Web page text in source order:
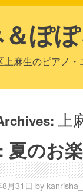
ぽ
上麻生のピアノ
夏のお
月31日 by